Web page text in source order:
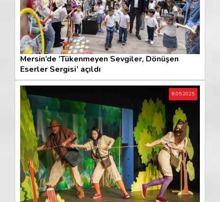
Mersin’de ’Tükenmeyen Sevgiler, Dönüşen
Eserler Sergisi’ açıldı
8.05.2025